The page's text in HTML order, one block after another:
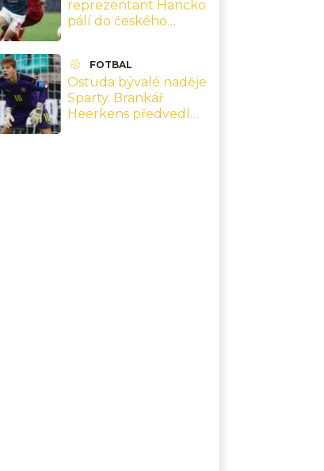
reprezentant Hancko
pálí do českého
FOTBAL
Ostuda bývalé naděje
Sparty. Brankář
Heerkens předvedl